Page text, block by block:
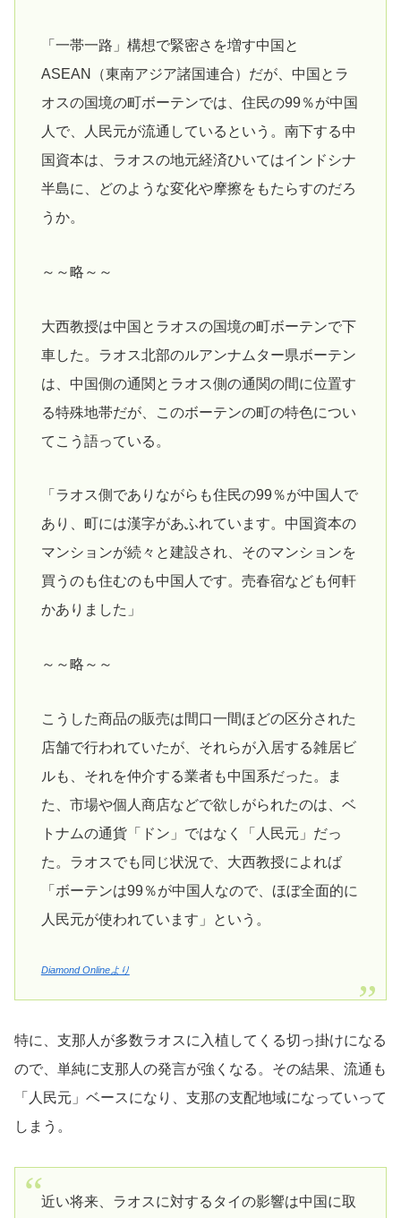
「一帯一路」構想で緊密さを増す中国と
ASEAN（東南アジア諸国連合）だが、中国とラ
オスの国境の町ボーテンでは、住民の99％が中国
人で、人民元が流通しているという。南下する中
国資本は、ラオスの地元経済ひいてはインドシナ
半島に、どのような変化や摩擦をもたらすのだろ
うか。
～～略～～
大西教授は中国とラオスの国境の町ボーテンで下
車した。ラオス北部のルアンナムター県ボーテン
は、中国側の通関とラオス側の通関の間に位置す
る特殊地帯だが、このボーテンの町の特色につい
てこう語っている。
「ラオス側でありながらも住民の99％が中国人で
あり、町には漢字があふれています。中国資本の
マンションが続々と建設され、そのマンションを
買うのも住むのも中国人です。売春宿なども何軒
かありました」
～～略～～
こうした商品の販売は間口一間ほどの区分された
店舗で行われていたが、それらが入居する雑居ビ
ルも、それを仲介する業者も中国系だった。ま
た、市場や個人商店などで欲しがられたのは、ベ
トナムの通貨「ドン」ではなく「人民元」だっ
た。ラオスでも同じ状況で、大西教授によれば
「ボーテンは99％が中国人なので、ほぼ全面的に
人民元が使われています」という。
Diamond Onlineより
特に、支那人が多数ラオスに入植してくる切っ掛けになる
ので、単純に支那人の発言が強くなる。その結果、流通も
「人民元」ベースになり、支那の支配地域になっていって
しまう。
近い将来、ラオスに対するタイの影響は中国に取